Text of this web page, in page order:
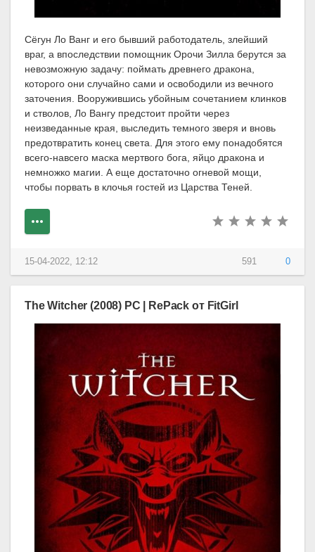
Сёгун Ло Ванг и его бывший работодатель, злейший
враг, а впоследствии помощник Орочи Зилла берутся за
невозможную задачу: поймать древнего дракона,
которого они случайно сами и освободили из вечного
заточения. Вооружившись убойным сочетанием клинков
и стволов, Ло Вангу предстоит пройти через
неизведанные края, выследить темного зверя и вновь
предотвратить конец света. Для этого ему понадобятся
всего-навсего маска мертвого бога, яйцо дракона и
немножко магии. А еще достаточно огневой мощи,
чтобы порвать в клочья гостей из Царства Теней.
591 0
15-04-2022, 12:12
The Witcher (2008) PC | RePack от FitGirl